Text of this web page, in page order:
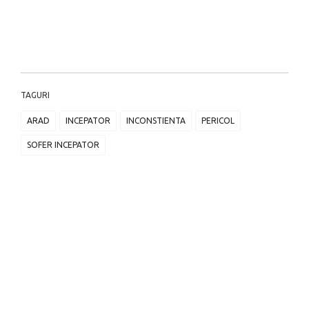
TAGURI
ARAD INCEPATOR INCONSTIENTA PERICOL
SOFER INCEPATOR